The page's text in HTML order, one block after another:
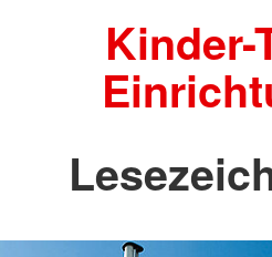
Kinder-